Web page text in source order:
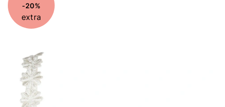
-20%
extra